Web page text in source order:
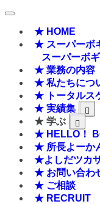
★ HOME
★ スーパーボ
スーパーボギ
★ 業務の内容
★ 私たちにつ
★ トータルス
★ 実績集
★ 学ぶ
★ HELLO！
★ 所長よーか
★よしだツカ
★ お問い合わ
★ ご相談
★ RECRUIT